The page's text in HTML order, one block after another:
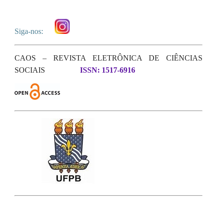
Siga-nos:
CAOS – REVISTA ELETRÔNICA DE CIÊNCIAS
SOCIAIS
ISSN: 1517-6916